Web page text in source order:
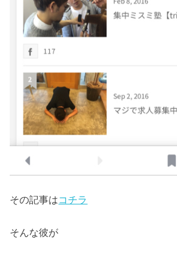
その記事はコチラ
そんな彼が